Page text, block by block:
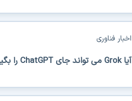
آیا Grok می تواند جای ChatGPT را بگیرد؟
اخبار فناوری